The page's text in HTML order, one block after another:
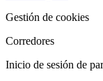
Gestión de cookies
Corredores
Inicio de sesión de